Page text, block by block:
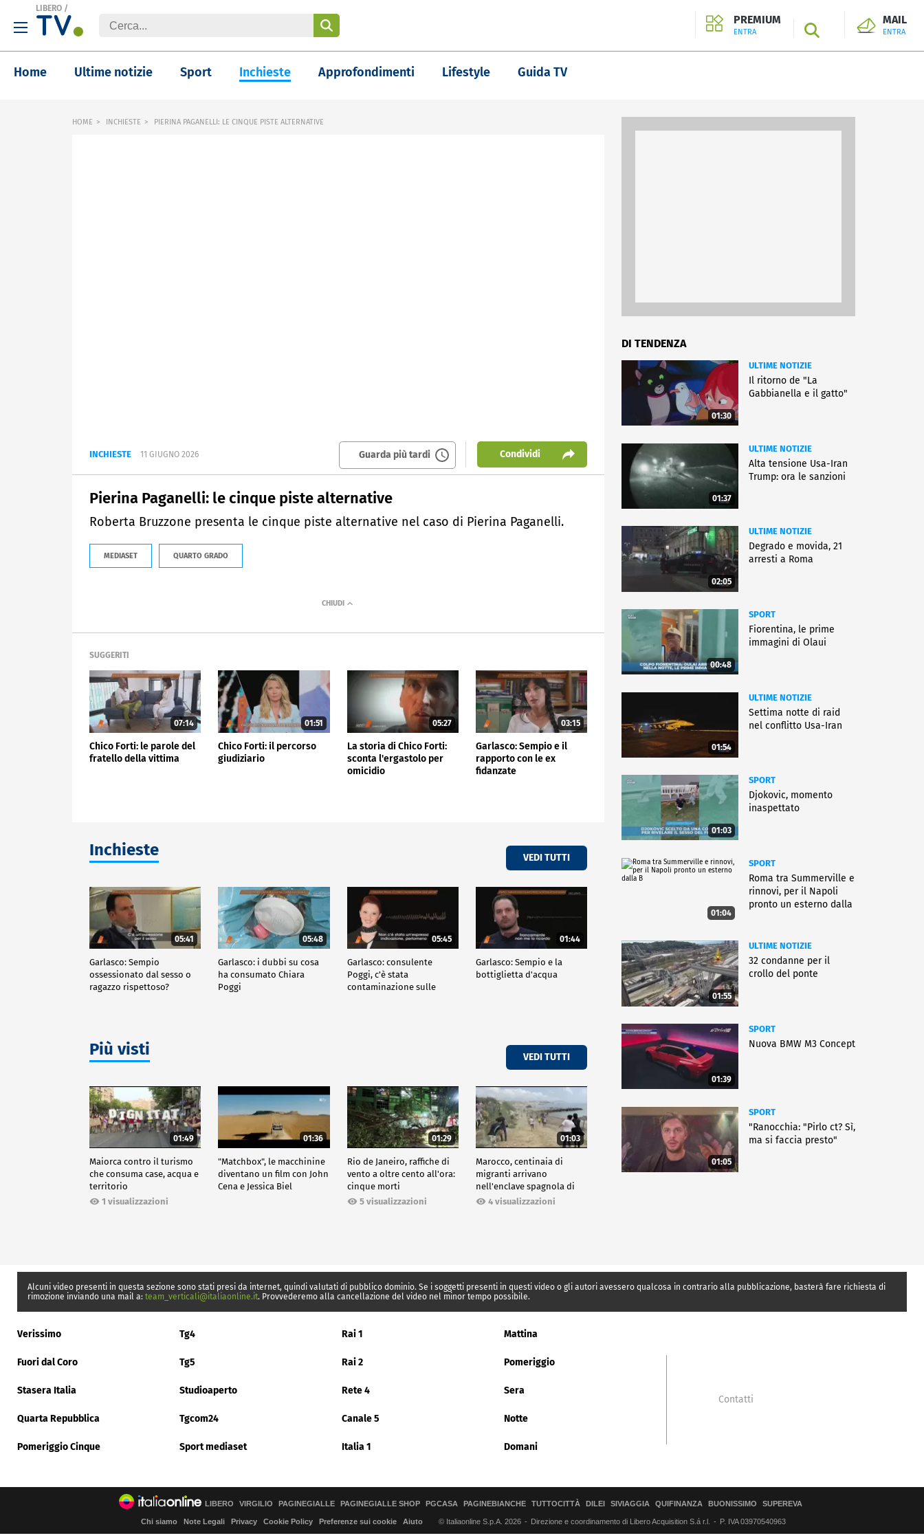
LIBERO /
PREMIUM
ENTRA SEARCH
MAIL
ENTRA
Home Ultime notizie Sport Inchieste Approfondimenti Lifestyle Guida TV
HOME INCHIESTE PIERINA PAGANELLI: LE CINQUE PISTE ALTERNATIVE
INCHIESTE 11 GIUGNO 2026 Guarda più tardi Condividi
Pierina Paganelli: le cinque piste alternative
Roberta Bruzzone presenta le cinque piste alternative nel caso di Pierina Paganelli.
MEDIASET QUARTO GRADO
SUGGERITI
07:14
Chico Forti: le parole del
fratello della vittima
01:51
Chico Forti: il percorso
giudiziario
05:27
La storia di Chico Forti:
sconta l'ergastolo per
omicidio
03:15
Garlasco: Sempio e il
rapporto con le ex
fidanzate
Inchieste VEDI TUTTI
05:41
Garlasco: Sempio
ossessionato dal sesso o
ragazzo rispettoso?
05:48
Garlasco: i dubbi su cosa
ha consumato Chiara
Poggi
05:45
Garlasco: consulente
Poggi, c'è stata
contaminazione sulle
01:44
Garlasco: Sempio e la
bottiglietta d'acqua
Più visti VEDI TUTTI
01:49
Maiorca contro il turismo
che consuma case, acqua e
territorio
1 visualizzazioni
01:36
"Matchbox", le macchinine
diventano un film con John
Cena e Jessica Biel
01:29
Rio de Janeiro, raffiche di
vento a oltre cento all'ora:
cinque morti
5 visualizzazioni
01:03
Marocco, centinaia di
migranti arrivano
nell'enclave spagnola di
Ceuta4 visualizzazioni
DI TENDENZA
01:30
ULTIME NOTIZIE
Il ritorno de "La
Gabbianella e il gatto"
01:37
ULTIME NOTIZIE
Alta tensione Usa-Iran
Trump: ora le sanzioni
02:05
ULTIME NOTIZIE
Degrado e movida, 21
arresti a Roma
00:48
SPORT
Fiorentina, le prime
immagini di Olaui
01:54
ULTIME NOTIZIE
Settima notte di raid
nel conflitto Usa-Iran
01:03
SPORT
Djokovic, momento
inaspettato
01:04
SPORT
Roma tra Summerville e
rinnovi, per il Napoli
pronto un esterno dalla
01:55
ULTIME NOTIZIE
32 condanne per il
crollo del ponte
01:39
SPORT
Nuova BMW M3 Concept
01:05
SPORT
"Ranocchia: "Pirlo ct? Sì,
ma si faccia presto"
Alcuni video presenti in questa sezione sono stati presi da internet, quindi valutati di pubblico dominio. Se i soggetti presenti in questi video o gli autori avessero qualcosa in contrario alla pubblicazione, basterà fare richiesta di
rimozione inviando una mail a: team_verticali@italiaonline.it. Provvederemo alla cancellazione del video nel minor tempo possibile.
Verissimo Tg4 Rai 1 Mattina
Fuori dal Coro Tg5 Rai 2 Pomeriggio
Stasera Italia Studioaperto Rete 4 Sera
Quarta Repubblica Tgcom24 Canale 5 Notte
Pomeriggio Cinque Sport mediaset Italia 1 Domani
Contatti
LIBERO VIRGILIO PAGINEGIALLE PAGINEGIALLE SHOP PGCASA PAGINEBIANCHE TUTTOCITTÀ DILEI SIVIAGGIA QUIFINANZA BUONISSIMO SUPEREVA
Chi siamo Note Legali Privacy Cookie Policy Preferenze sui cookie Aiuto © Italiaonline S.p.A. 2026 Direzione e coordinamento di Libero Acquisition S.á r.l. P. IVA 03970540963